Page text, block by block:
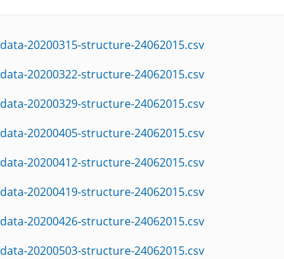
data-20200315-structure-24062015.csv
data-20200322-structure-24062015.csv
data-20200329-structure-24062015.csv
data-20200405-structure-24062015.csv
data-20200412-structure-24062015.csv
data-20200419-structure-24062015.csv
data-20200426-structure-24062015.csv
data-20200503-structure-24062015.csv